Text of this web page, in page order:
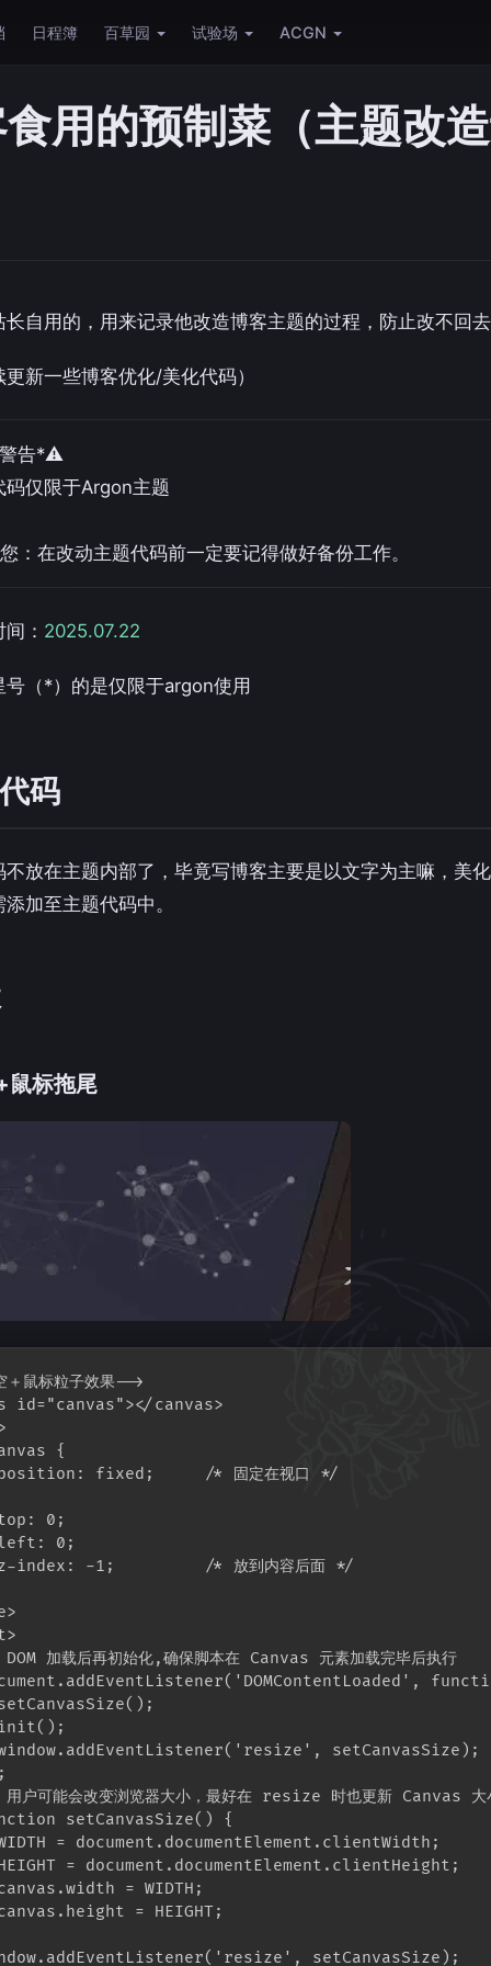
日程簿 百草园 试验场 ACGN
用的预制菜（主题改
长自用的，用来记录他改造博客主题的过程，防止改不回
新一些博客优化/美化代码）
告*⚠
码仅限于Argon主题
：在改动主题代码前一定要记得做好备份工作。
： 2025.07.22
（*）的是仅限于argon使用
码
不放在主题内部了，毕竟写博客主要是以文字为主嘛，美
加至主题代码中。
鼠标拖尾
鼠标粒子效果-->
id="canvas"></canvas>
{
fixed;     /* 固定在视口 */
0;
0;
index: -1;         /* 放到内容后面 */
加载后再初始化,确保脚本在 Canvas 元素加载完毕后执行
setCanvasSize);
户可能会改变浏览器大小，最好在 resize 时也更新 Canvas 大
setCanvasSize() {
= document.documentElement.clientWidth;
= document.documentElement.clientHeight;
= WIDTH;
= HEIGHT;
setCanvasSize);